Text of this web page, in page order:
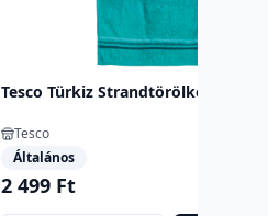
Tesco Türkiz Strandtörölköző
Tesco
Általános
2 499 Ft